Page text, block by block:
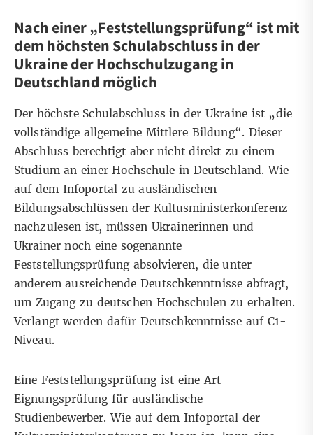
Nach einer „Feststellungsprüfung“ ist mit
dem höchsten Schulabschluss in der
Ukraine der Hochschulzugang in
Deutschland möglich
Der höchste Schulabschluss in der Ukraine ist „die
vollständige allgemeine Mittlere Bildung“. Dieser
Abschluss berechtigt aber nicht direkt zu einem
Studium an einer Hochschule in Deutschland. Wie
auf dem Infoportal zu ausländischen
Bildungsabschlüssender Kultusministerkonferenz
nachzulesen ist, müssen Ukrainerinnen und
Ukrainer noch eine sogenannte
Feststellungsprüfung absolvieren, die unter
anderem ausreichende Deutschkenntnisse abfragt,
um Zugang zu deutschen Hochschulen zu erhalten.
Verlangt werden dafür Deutschkenntnisse auf C1-
Niveau.
Eine Feststellungsprüfung ist eine Art
Eignungsprüfung für ausländische
Studienbewerber. Wie auf demInfoportal der